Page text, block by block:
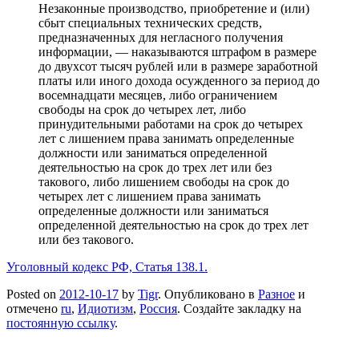
Незаконные производство, приобретение и (или)
сбыт специальных технических средств,
предназначенных для негласного получения
информации, — наказываются штрафом в размере
до двухсот тысяч рублей или в размере заработной
платы или иного дохода осужденного за период до
восемнадцати месяцев, либо ограничением
свободы на срок до четырех лет, либо
принудительными работами на срок до четырех
лет с лишением права занимать определенные
должности или заниматься определенной
деятельностью на срок до трех лет или без
такового, либо лишением свободы на срок до
четырех лет с лишением права занимать
определенные должности или заниматься
определенной деятельностью на срок до трех лет
или без такового.
Уголовный кодекс РФ, Статья 138.1.
Posted on 2012-10-17 by Tigr. Опубликовано в Разное и
отмечено ru, Идиотизм, Россия. Создайте закладку на
постоянную ссылку.